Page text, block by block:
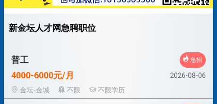
新金坛人才网急聘职位
普工 急招
4000-6000元/月
2026-08-06
金坛-金城
不限 不限学历